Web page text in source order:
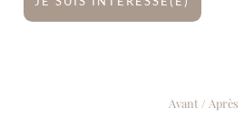
Avant / Après